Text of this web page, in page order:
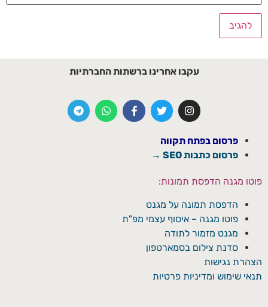
עקבו אחרינו ברשתות החברתיות
פרסום בפתח תקווה
פרסום כתבות SEO →
פוטו מגנה הדפסת תמונות:
הדפסת תמונה על מגנט
פוטו מגנה – איסוף עצמי מפ"ת
מגנט מזמור לתודה
סדנת צילום בסמארטפון
הצהרת נגישות
תנאי שימוש ומדיניות פרטיות